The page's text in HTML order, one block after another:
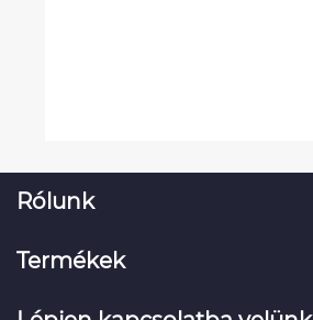
Rólunk
Termékek